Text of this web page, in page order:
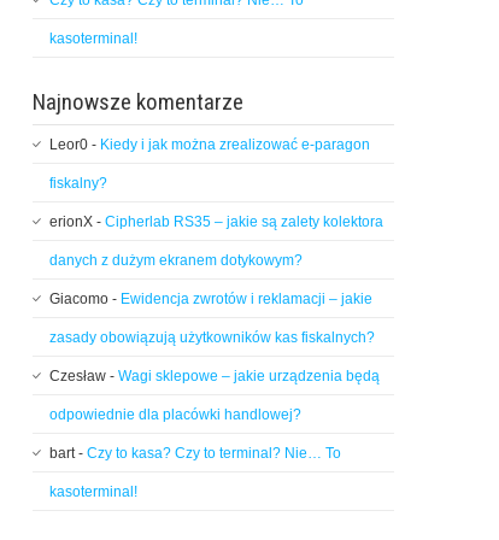
kasoterminal!
Najnowsze komentarze
Leor0 - Kiedy i jak można zrealizować e-paragon
fiskalny?
erionX - Cipherlab RS35 – jakie są zalety kolektora
danych z dużym ekranem dotykowym?
Giacomo - Ewidencja zwrotów i reklamacji – jakie
zasady obowiązują użytkowników kas fiskalnych?
Czesław - Wagi sklepowe – jakie urządzenia będą
odpowiednie dla placówki handlowej?
bart- Czy to kasa? Czy to terminal? Nie… To
kasoterminal!